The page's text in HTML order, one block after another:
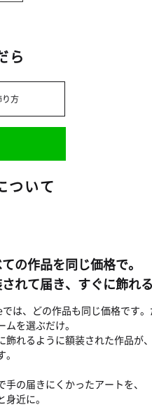
ら
り方
ついて
の作品を同じ価格で。
れて届き、すぐに飾れる
は、どの作品も同じ価格です
ムを選ぶだけ。
飾れるように額装された作品が
手の届きにくかったアートを、
身近に。